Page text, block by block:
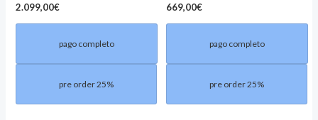
2.099,00€
pago completo
pre order 25%
669,00€
pago completo
pre order 25%